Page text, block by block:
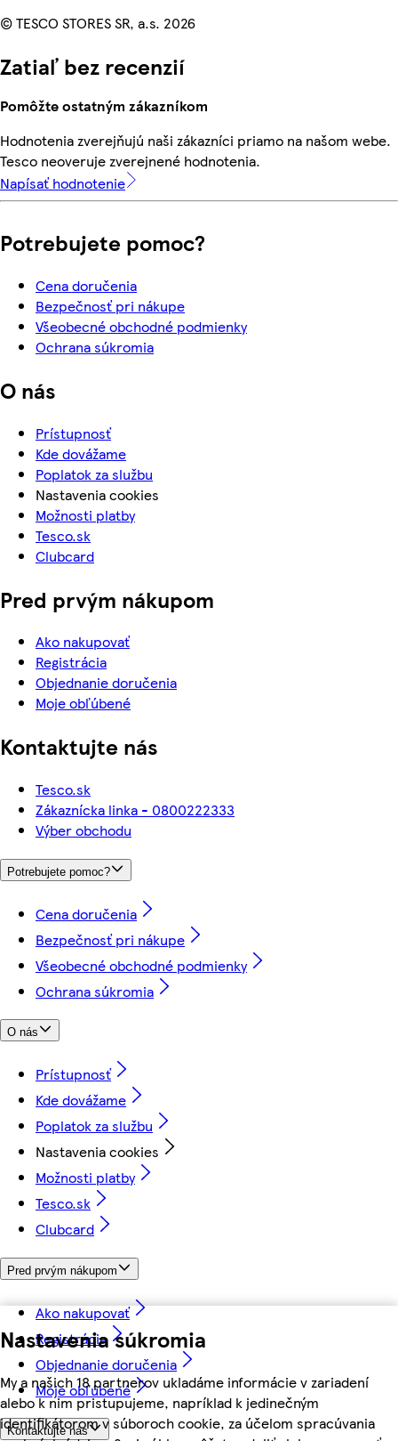
Nastavenia súkromia
My a našich 18 partnerov ukladáme informácie v zariadení
alebo k nim pristupujeme, napríklad k jedinečným
identifikátorom v súboroch cookie, za účelom spracúvania
© TESCO STORES SR, a.s. 2026
Zatiaľ bez recenzií
Pomôžte ostatným zákazníkom
Hodnotenia zverejňujú naši zákazníci priamo na našom webe.
Tesco neoveruje zverejnené hodnotenia.
Napísať hodnotenie
Potrebujete pomoc?
Cena doručenia
Bezpečnosť pri nákupe
Všeobecné obchodné podmienky
Ochrana súkromia
O nás
Prístupnosť
Kde dovážame
Poplatok za službu
Nastavenia cookies
Možnosti platby
Tesco.sk
Clubcard
Pred prvým nákupom
Ako nakupovať
Registrácia
Objednanie doručenia
Moje obľúbené
Kontaktujte nás
Tesco.sk
Zákaznícka linka - 0800222333
Výber obchodu
Potrebujete pomoc?
Cena doručenia
Bezpečnosť pri nákupe
Všeobecné obchodné podmienky
Ochrana súkromia
O nás
Prístupnosť
Kde dovážame
Poplatok za službu
Nastavenia cookies
Možnosti platby
Tesco.sk
Clubcard
Pred prvým nákupom
Ako nakupovať
Registrácia
Objednanie doručenia
Moje obľúbené
Kontaktujte nás